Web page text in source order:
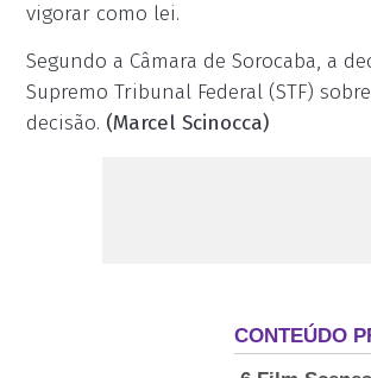
vigorar como lei.
Segundo a Câmara de Sorocaba, a
Supremo Tribunal Federal (STF)
decisão. (Marcel Scinocca)